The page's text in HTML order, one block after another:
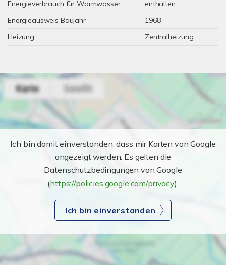
Energieverbrauch für Warmwasser
enthalten
Energieausweis Baujahr
1968
Heizung
Zentralheizung
Ich bin damit einverstanden, dass mir Karten von Google
angezeigt werden. Es gelten die
Datenschutzbedingungen von Google
(https://policies.google.com/privacy).
Ich bin einverstanden